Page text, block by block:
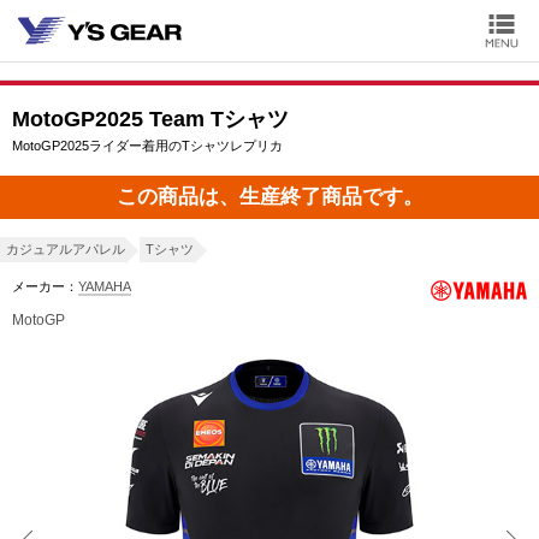
MotoGP2025 Team Tシャツ
MotoGP2025ライダー着用のTシャツレプリカ
この商品は、生産終了商品です。
カジュアルアパレル Tシャツ
メーカー： YAMAHA
MotoGP